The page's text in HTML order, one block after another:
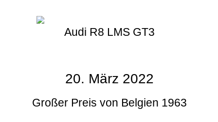
Audi R8 LMS GT3
20. März 2022
Großer Preis von Belgien 1963